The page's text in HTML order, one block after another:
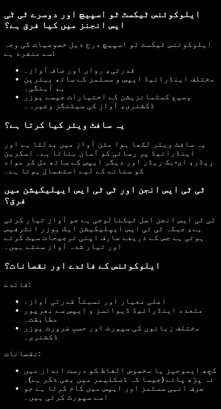
ایلوکوئنس ٹیکسٹ ٹو اسپیچ اور دوسرے ٹی ٹی
ایس انجنز میں کیا فرق ہے؟
ایلوکوئنس ٹیکسٹ ٹو اسپیچ درج ذیل خصوصیات کی وجہ
سے منفرد ہے:
قدرتی، رواں اور صاف آواز۔
مختلف اینڈرائیڈ ایپس و سسٹمز کے ساتھ بہترین
ہم آہنگی۔
وسیع کسٹمائزیشن کے اختیارات جیسے یوزر
ڈکشنری، آواز کی سیٹنگز وغیرہ۔
یہ سافٹ ویئر کیا کرتا ہے؟
یہ سافٹ ویئر لکھا ہوا متن آواز میں بدلتا ہے اور
اینڈرائیڈ پر رسائی کو آسان بناتا ہے۔ اسکرین
ریڈر، ای-بک ریڈر اور دیگر ایپس کے ساتھ مل کر مواد
کو سنانے کے لیے استعمال ہوتا ہے۔
ٹی ٹی ایس انجن اور ٹی ٹی ایس ایپلیکیشن میں
فرق؟
ٹی ٹی ایس انجن اصل ٹیکنالوجی ہے جو آواز تیار کرتی
ہے، جبکہ ٹی ٹی ایس ایپلیکیشن ایک یوزر انٹرفیس
ہوتی ہے جس کے ذریعے صارف اپنی ترجیحات سیٹ کرتے
اور تیار شدہ آواز سنتے ہیں۔
ایلوکوئنس کے فائدے اور نقصانات؟
فائدے:
اعلی معیار اور نسبتاً قدرتی آواز۔
متعدد اینڈرائیڈ ڈیوائسز و ایپس سے بھرپور
مطابقت۔
مختلف زبانوں کی سپورٹ اور حسبِ ضرورت یوزر
ڈکشنری۔
نقصانات:
کچھ ایموجیز یا مخصوص الفاظ کو درست انداز میں
نہ پڑھ پائے (جیسا کہ ڈسکلیمر میں بھی ذکر ہے)۔
صرف انہی سسٹمز اور ایپس میں کام کرتا ہے جو
اسے سپورٹ کرتی ہیں۔